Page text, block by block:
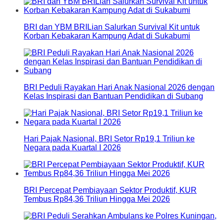
BRI dan YBM BRILian Salurkan Survival Kit untuk
Korban Kebakaran Kampung Adat di Sukabumi
BRI Peduli Rayakan Hari Anak Nasional 2026 dengan
Kelas Inspirasi dan Bantuan Pendidikan di Subang
Hari Pajak Nasional, BRI Setor Rp19,1 Triliun ke
Negara pada Kuartal I 2026
BRI Percepat Pembiayaan Sektor Produktif, KUR
Tembus Rp84,36 Triliun Hingga Mei 2026